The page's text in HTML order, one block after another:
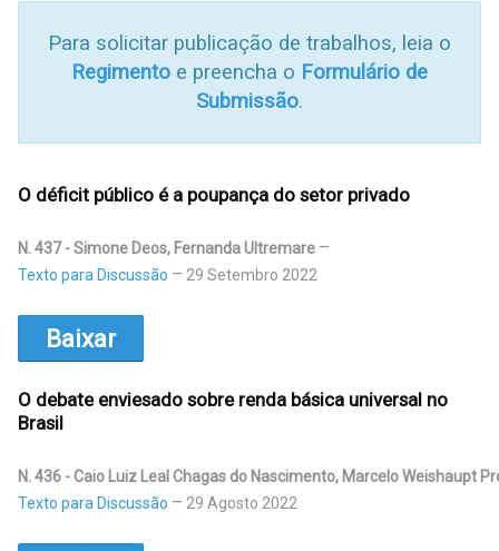
Para solicitar publicação de trabalhos, leia o
Regimento e preencha o Formulário de
Submissão.
O déficit público é a poupança do setor privado
N. 437 - Simone Deos, Fernanda Ultremare
Texto para Discussão
29 Setembro 2022
Baixar
O debate enviesado sobre renda básica universal no
Brasil
N. 436 - Caio Luiz Leal Chagas do Nascimento, Marcelo Weishaupt
Texto para Discussão
29 Agosto 2022